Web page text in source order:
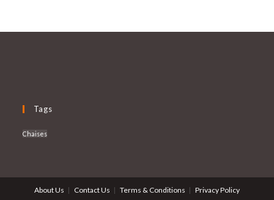
Tags
Chaises
About Us Contact Us Terms & Conditions Privacy Policy